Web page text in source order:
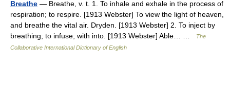
Breathe — Breathe, v. t. 1. To inhale and exhale in the process of
respiration; to respire. [1913 Webster] To view the light of heaven,
and breathe the vital air. Dryden. [1913 Webster] 2. To inject by
breathing; to infuse; with into. [1913 Webster] Able… …
The
Collaborative International Dictionary of English